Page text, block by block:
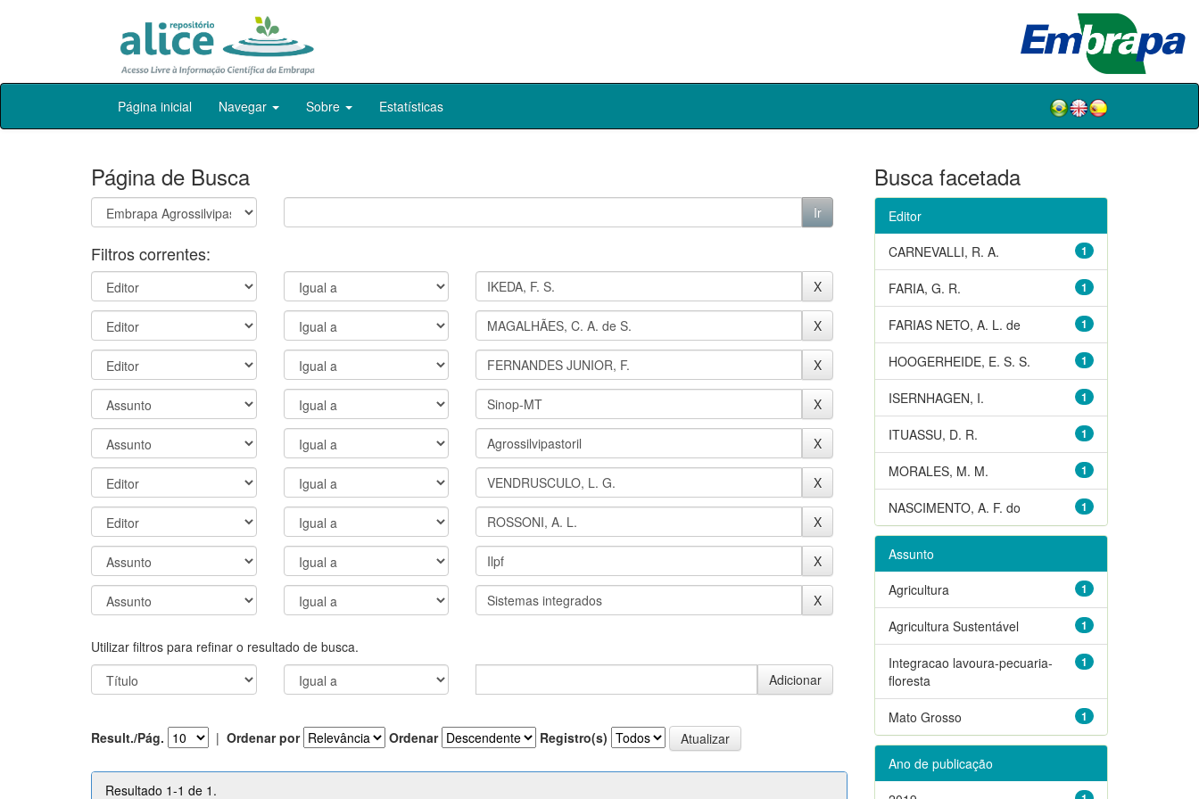
Skip
Página inicial Navegar Sobre Estatísticas
Página de Busca
Filtros correntes:
Utilizar filtros para refinar o resultado de busca.
Result./Pág. | Ordenar por Ordenar Registro(s)
Resultado 1-1 de 1.
Busca facetada
Editor
1
CARNEVALLI, R. A.
1
FARIA, G. R.
1
FARIAS NETO, A. L. de
1
HOOGERHEIDE, E. S. S.
1
ISERNHAGEN, I.
1
ITUASSU, D. R.
1
MORALES, M. M.
1
NASCIMENTO, A. F. do
Assunto
1
Agricultura
1
Agricultura Sustentável
1
Integracao lavoura-pecuaria-
floresta
1
Mato Grosso
Ano de publicação